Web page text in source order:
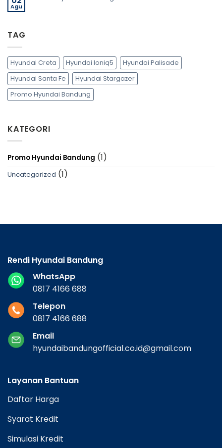
Santa
Fe
2024
!
Agu
TAG
Hyundai Creta Hyundai Ioniq5
Hyundai Palisade
Hyundai Santa Fe
Hyundai Stargazer
Promo Hyundai Bandung
KATEGORI
Promo Hyundai Bandung (1)
Uncategorized (1)
Rendi Hyundai Bandung
WhatsApp
0817 4166 688
Telepon
0817 4166 688
Email
hyundaibandungofficial.co.id@gmail.com
Layanan Bantuan
Daftar Harga
Syarat Kredit
Simulasi Kredit